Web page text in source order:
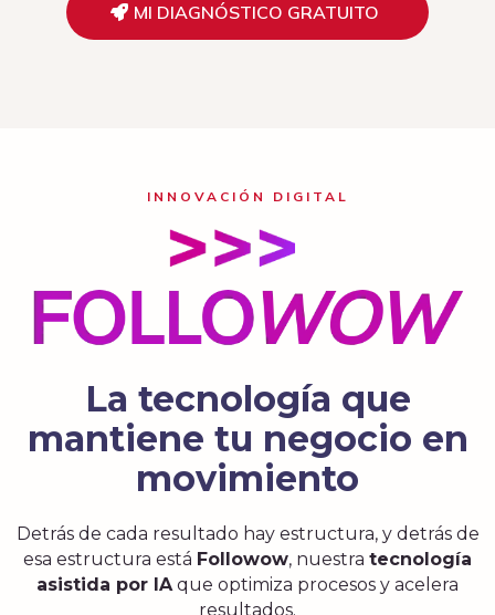
MI DIAGNÓSTICO GRATUITO
INNOVACIÓN DIGITAL
La tecnología que
mantiene tu negocio en
movimiento
Detrás de cada resultado hay estructura, y detrás de
esa estructura está Followow, nuestra tecnología
asistida por IAque optimiza procesos y acelera
resultados.